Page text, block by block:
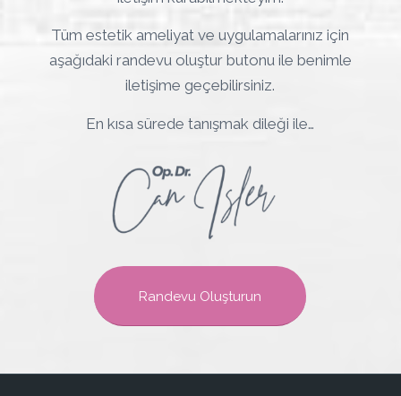
Tüm estetik ameliyat ve uygulamalarınız için
aşağıdaki randevu oluştur butonu ile benimle
iletişime geçebilirsiniz.
En kısa sürede tanışmak dileği ile…
Randevu Oluşturun